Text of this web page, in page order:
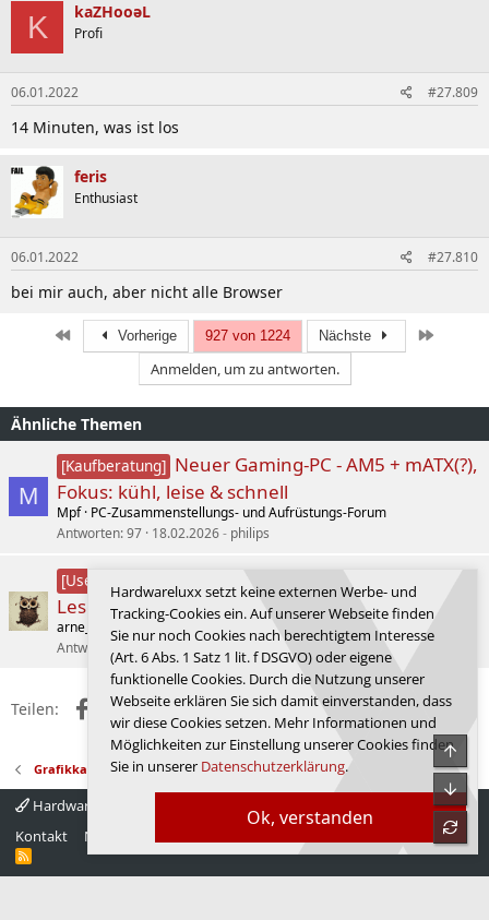
K kaZHooəL
Profi
06.01.2022 #27.809
14 Minuten, was ist los
feris
Enthusiast
06.01.2022 #27.810
bei mir auch, aber nicht alle Browser
Erste Vorherige 927 von 1224 Nächste
Anmelden, um zu antworten.
Ähnliche Themen
M
[Kaufberatung] Neuer Gaming-PC - AM5 + mATX(?),
Fokus: kühl, leise & schnell
Mpf PC-Zusammenstellungs- und Aufrüstungs-Forum
Antworten 97 18.02.2026 philips
[User-Review]
Lesertest
arne_d
Wasserkühlung
Antworten
22.02.2026 arne_d
Teilen: FacebookX (Twitter)
RedditWhatsApp
E-MailLink
Grafikkarten
Hardwareluxx 4.0
Kontakt
Nutzungsbedingungen Startseite
R
Ok, verstanden
Hardwareluxx setzt keine externen Werbe- und
Tracking-Cookies ein. Auf unserer Webseite finden
Sie nur noch Cookies nach berechtigtem Interesse
(Art. 6 Abs. 1 Satz 1 lit. f DSGVO) oder eigene
funktionelle Cookies. Durch die Nutzung unserer
Webseite erklären Sie sich damit einverstanden, dass
wir diese Cookies setzen. Mehr Informationen und
Möglichkeiten zur Einstellung unserer Cookies finden
Sie in unserer Datenschutzerklärung.